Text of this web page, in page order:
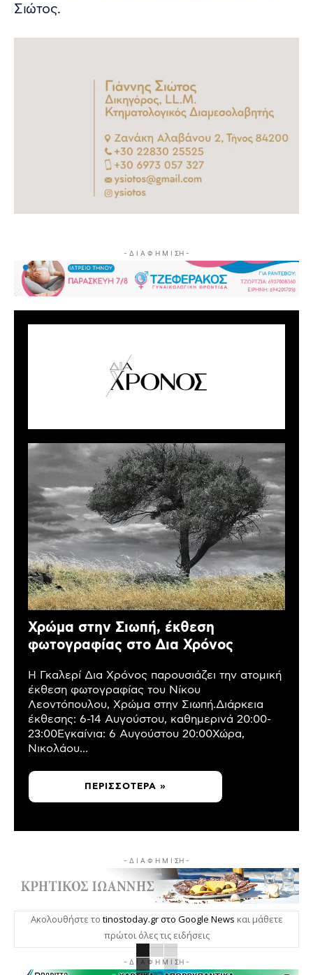
Σιώτος.
- Δ Ι Α Φ Η Μ Ι ΣΗ -
Χρώμα στην Σιωπή, έκθεση
φωτογραφίας στο Δια Χρόνος
Η Γκαλερί Δια Χρόνος παρουσιάζει την ατομική
έκθεση φωτογραφίας του Νίκου
Λεοντόπουλου, Χρώμα στην Σιωπή.Διάρκεια
έκθεσης: 6-14 Αυγούστου, καθημερινά 20:00-
23:00Εγκαίνια: 6 Αυγούστου 20:00Χώρα,
Νικολάου...
ΠΕΡΙΣΣΌΤΕΡΑ »
- Δ Ι Α Φ Η Μ Ι ΣΗ -
Ακολουθήστε το tinostoday.gr στο Google News και μάθετε
πρώτοι όλες τις ειδήσεις
- Δ Ι Α Φ Η Μ Ι ΣΗ -